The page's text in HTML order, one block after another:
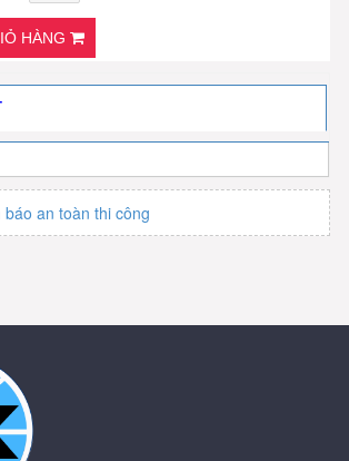
HÀNG
báo an toàn thi công